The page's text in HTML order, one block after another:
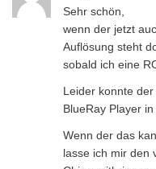
Sehr schön,
wenn der jetzt
Auflösung steht
sobald ich eine
Leider konnte
BlueRay Player in
Wenn der das
lasse ich mir den